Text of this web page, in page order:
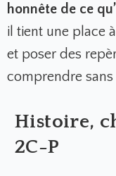
honnête de ce
il tient une place
et poser des
comprendre sans
Histoire,
2C-P